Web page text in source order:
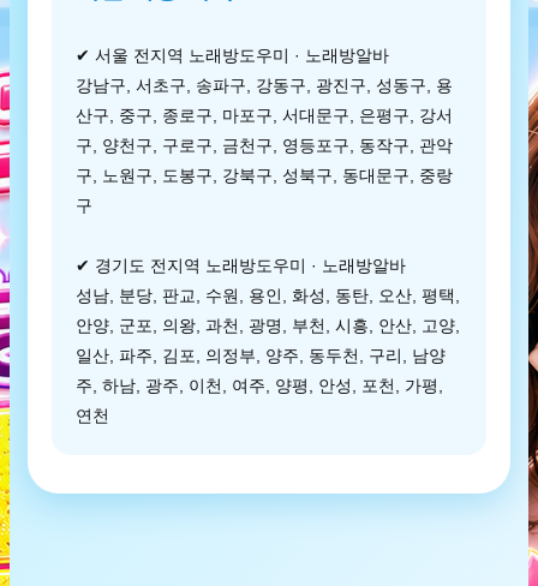
✔ 서울 전지역 노래방도우미 · 노래방알바
강남구, 서초구, 송파구, 강동구, 광진구, 성동구, 용
산구, 중구, 종로구, 마포구, 서대문구, 은평구, 강서
구, 양천구, 구로구, 금천구, 영등포구, 동작구, 관악
구, 노원구, 도봉구, 강북구, 성북구, 동대문구, 중랑
구
✔ 경기도 전지역 노래방도우미 · 노래방알바
성남, 분당, 판교, 수원, 용인, 화성, 동탄, 오산, 평택,
안양, 군포, 의왕, 과천, 광명, 부천, 시흥, 안산, 고양,
일산, 파주, 김포, 의정부, 양주, 동두천, 구리, 남양
주, 하남, 광주, 이천, 여주, 양평, 안성, 포천, 가평,
연천